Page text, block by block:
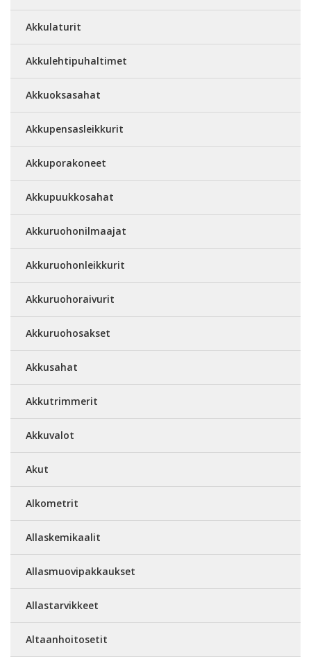
Akkulaturit
Akkulehtipuhaltimet
Akkuoksasahat
Akkupensasleikkurit
Akkuporakoneet
Akkupuukkosahat
Akkuruohonilmaajat
Akkuruohonleikkurit
Akkuruohoraivurit
Akkuruohosakset
Akkusahat
Akkutrimmerit
Akkuvalot
Akut
Alkometrit
Allaskemikaalit
Allasmuovipakkaukset
Allastarvikkeet
Altaanhoitosetit